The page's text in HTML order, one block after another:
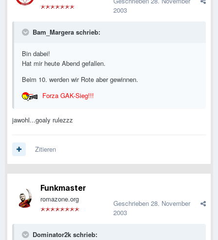
2003
Bam_Margera schrieb:
Bin dabei!
Hat mir heute Abend gefallen.
Beim 10. werden wir Rote aber gewinnen.
Forza GAK-Sieg!!!
jawohl...goaly rulezzz
Zitieren
Funkmaster
romazone.org Geschrieben 28. November
2003
Dominator2k schrieb: